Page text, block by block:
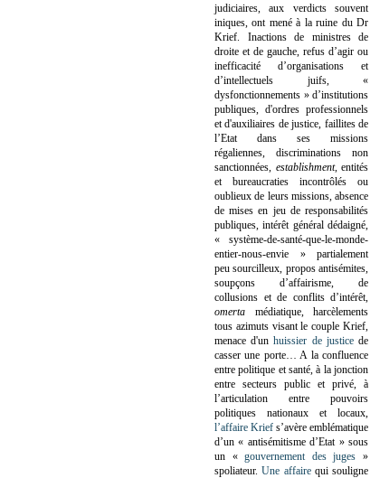
judiciaires, aux verdicts souvent
iniques, ont mené à la ruine du Dr
Krief. Inactions de ministres de
droite et de gauche, refus d’agir ou
inefficacité d’organisations et
d’intellectuels juifs, «
dysfonctionnements » d’institutions
publiques, d'ordres professionnels
et d'auxiliaires de justice, faillites de
l’Etat dans ses missions
régaliennes, discriminations non
sanctionnées, establishment, entités
et bureaucraties incontrôlés ou
oublieux de leurs missions, absence
de mises en jeu de responsabilités
publiques, intérêt général dédaigné,
« système-de-santé-que-le-monde-
entier-nous-envie » partialement
peu sourcilleux, propos antisémites,
soupçons d’affairisme, de
collusions et de conflits d’intérêt,
omerta médiatique, harcèlements
tous azimuts visant le couple Krief,
menace d'unhuissier de justicede
casser une porte… A la confluence
entre politique et santé, à la jonction
entre secteurs public et privé, à
l’articulation entre pouvoirs
politiques nationaux et locaux,
l’affaire Krief s’avère emblématique
d’un « antisémitisme d’Etat » sous
un «gouvernement des juges »
spoliateur.Une affairequi souligne